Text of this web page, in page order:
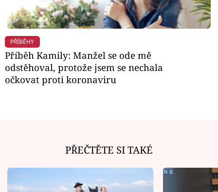
PŘÍBĚHY
Příběh Kamily: Manžel se ode mě
odstěhoval, protože jsem se nechala
očkovat proti koronaviru
PŘEČTĚTE SI TAKÉ